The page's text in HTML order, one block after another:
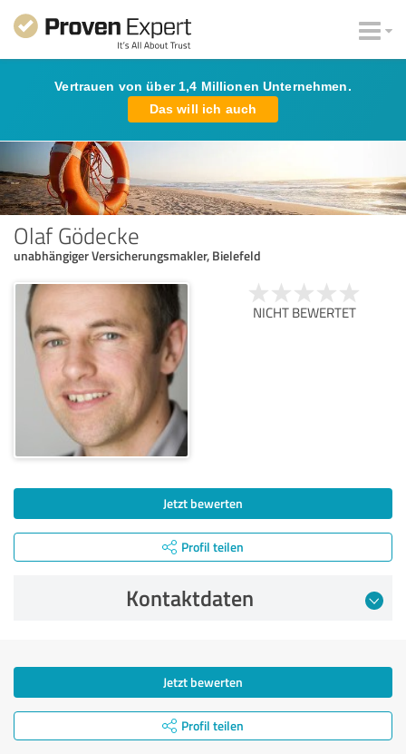
Vertrauen von über 1,4 Millionen Unternehmen.
Das will ich auch
Olaf Gödecke
unabhängiger Versicherungsmakler, Bielefeld
NICHT BEWERTET
Jetzt bewerten
Profil teilen
Kontaktdaten
Jetzt bewerten
Profil teilen